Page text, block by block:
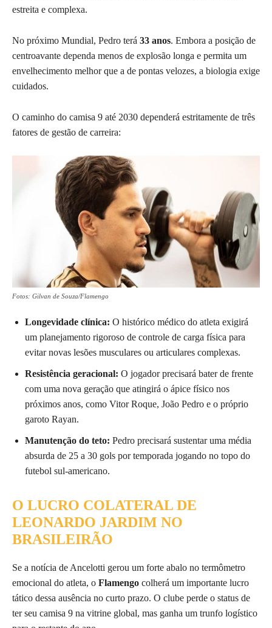
estreita e complexa.
No próximo Mundial, Pedro terá 33 anos. Embora a posição de
centroavante dependa menos de explosão longa e permita um
envelhecimento melhor que a de pontas velozes, a biologia exige
cuidados.
O caminho do camisa 9 até 2030 dependerá estritamente de três
fatores de gestão de carreira:
Fotos: Gilvan de Souza/Flamengo
Longevidade clínica: O histórico médico do atleta exigirá
um planejamento rigoroso de controle de carga física para
evitar novas lesões musculares ou articulares complexas.
Resistência geracional: O jogador precisará bater de frente
com uma nova geração que atingirá o ápice físico nos
próximos anos, como Vitor Roque, João Pedro e o próprio
garoto Rayan.
Manutenção do teto: Pedro precisará sustentar uma média
absurda de 25 a 30 gols por temporada jogando no topo do
futebol sul-americano.
O LUCRO COLATERAL DE
LEONARDO JARDIM NO
BRASILEIRÃO
Se a notícia de Ancelotti gerou um forte abalo no termômetro
emocional do atleta, o Flamengo colherá um importante lucro
tático dessa ausência no curto prazo. O clube perde o status de
ter seu camisa 9 na vitrine global, mas ganha um trunfo logístico